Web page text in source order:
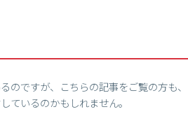
のですが、こちらの記事をご覧の方も、
ているのかもしれません。